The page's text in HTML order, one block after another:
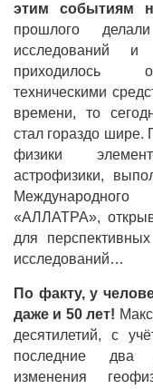
этим событиям
прошлого
исследований
приходилось
техническими
времени, то
стал гораздо шире.
физики
астрофизики,
«АЛЛАТРА»,
для
исследований…
По факту, у
даже и 50 лет!
десятилетий, с
последние два
изменения